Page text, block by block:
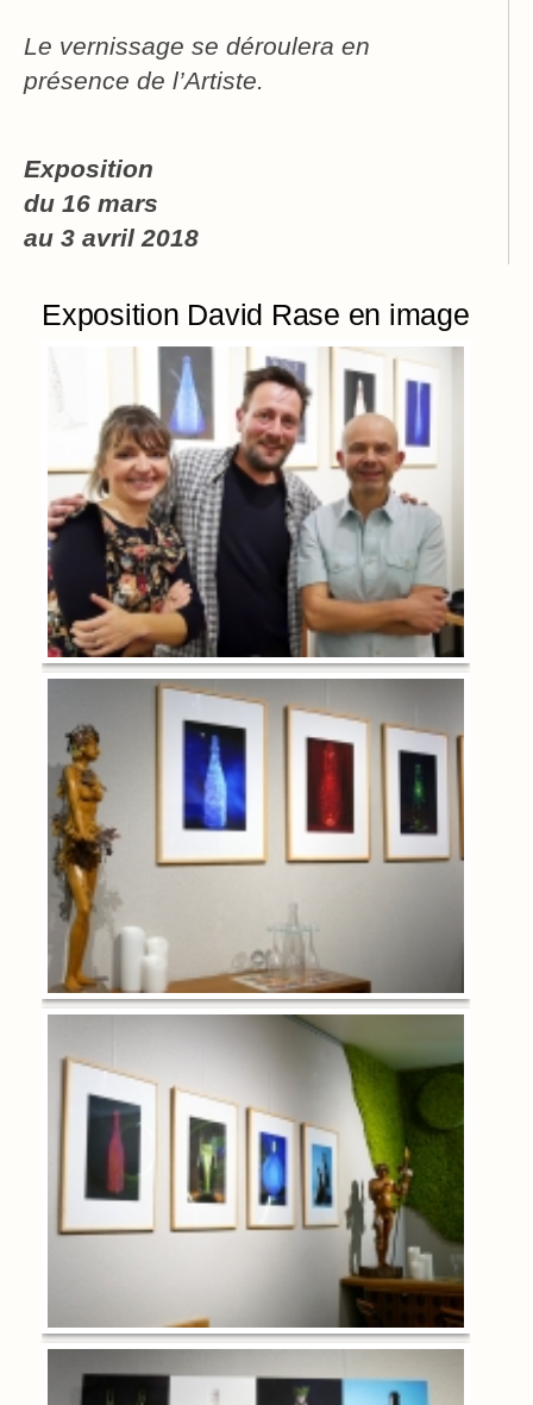
Le vernissage se déroulera en
présence de l’Artiste.
Exposition
du 16 mars
au 3 avril 2018
Exposition David Rase en image